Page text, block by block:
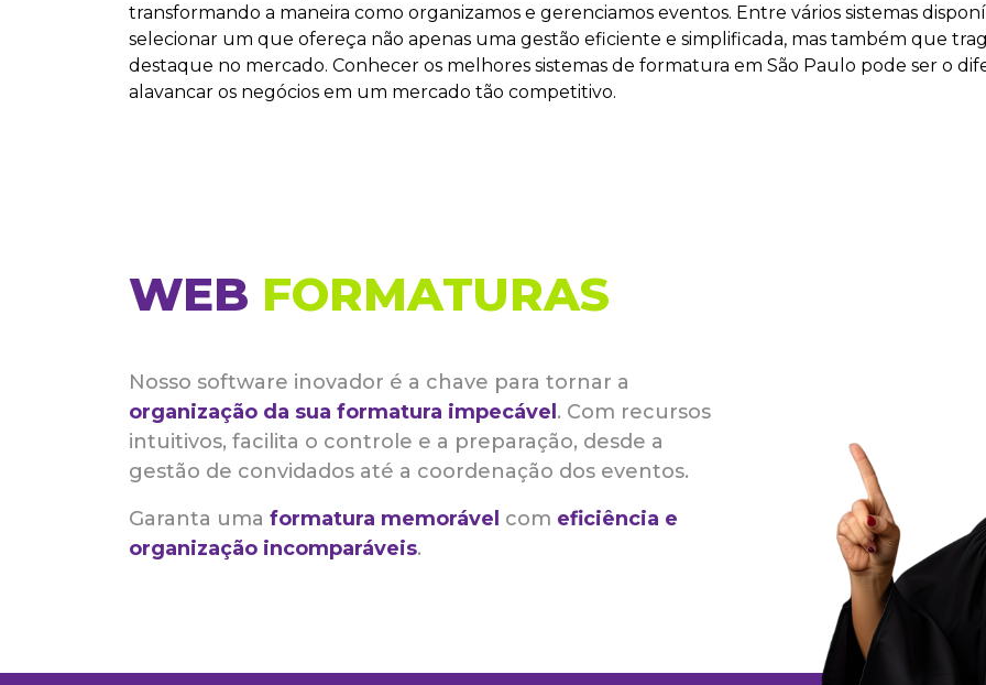
transformando a maneira como organizamos e gerenciamos eventos. Entre vários sistemas
selecionar um que ofereça não apenas uma gestão eficiente e simplificada, mas também que
destaque no mercado. Conhecer os melhores sistemas de formatura em São Paulo pode ser o
alavancar os negócios em um mercado tão competitivo.
WEB FORMATURAS
Nosso software inovador é a chave para tornar a
organização da sua formatura impecável . Com recursos
intuitivos, facilita o controle e a preparação, desde a
gestão de convidados até a coordenação dos eventos.
Garanta uma formatura memorável com eficiência e
organização incomparáveis.